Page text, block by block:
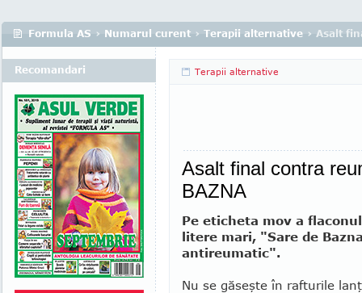
Formula AS › Numarul curent › Terapii alternative › Asalt
Terapii alternative
Asalt final contra
BAZNA
Pe eticheta mov a
litere mari, "Sare de
antireu­ma­tic".
Nu se găseşte în rafturile
Recomandari